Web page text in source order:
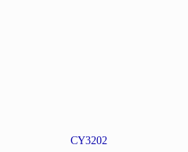
CY3202